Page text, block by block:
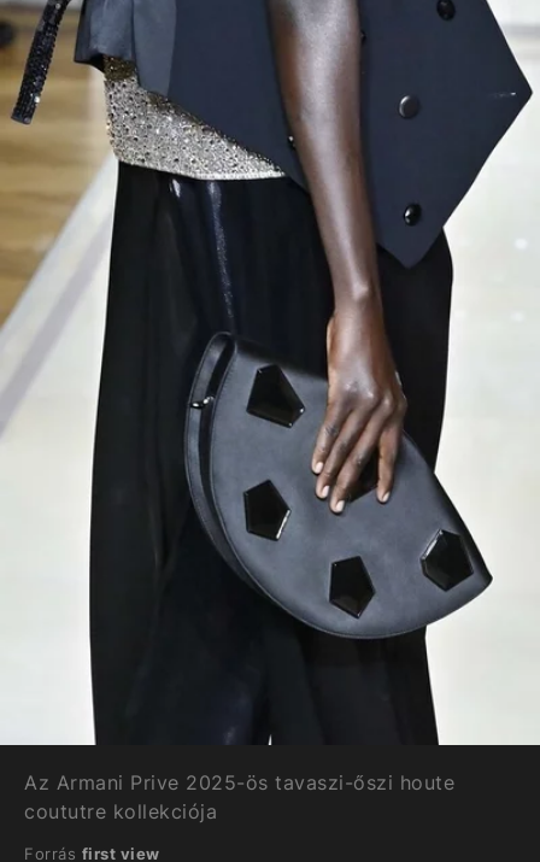
Az Armani Prive 2025-ös tavaszi-őszi houte
coututre kollekciója
Forrás first view